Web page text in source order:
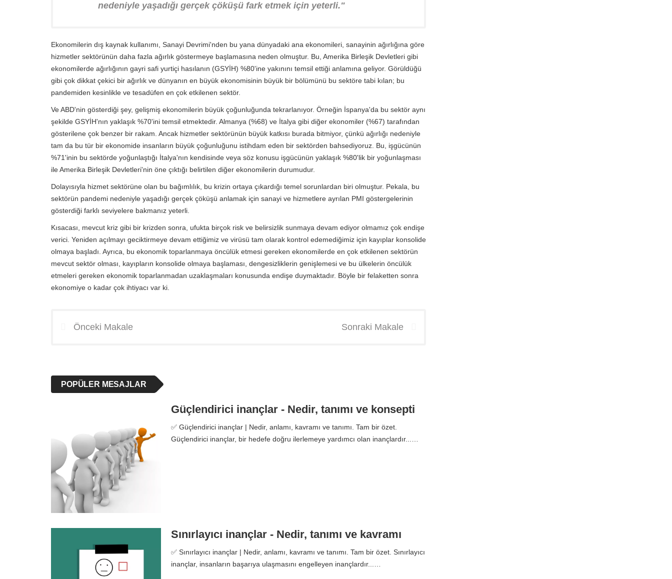
nedeniyle yaşadığı gerçek çöküşü fark etmek için yeterli."
Ekonomilerin dış kaynak kullanımı, Sanayi Devrimi'nden bu yana dünyadaki ana ekonomileri, sanayinin ağırlığına göre
hizmetler sektörünün daha fazla ağırlık göstermeye başlamasına neden olmuştur. Bu, Amerika Birleşik Devletleri gibi
ekonomilerde ağırlığının gayri safi yurtiçi hasılanın (GSYİH) %80'ine yakınını temsil ettiği anlamına geliyor. Görüldüğü
gibi çok dikkat çekici bir ağırlık ve dünyanın en büyük ekonomisinin büyük bir bölümünü bu sektöre tabi kılan; bu
pandemiden kesinlikle ve tesadüfen en çok etkilenen sektör.
Ve ABD'nin gösterdiği şey, gelişmiş ekonomilerin büyük çoğunluğunda tekrarlanıyor. Örneğin İspanya'da bu sektör aynı
şekilde GSYİH'nın yaklaşık %70'ini temsil etmektedir. Almanya (%68) ve İtalya gibi diğer ekonomiler (%67) tarafından
gösterilene çok benzer bir rakam. Ancak hizmetler sektörünün büyük katkısı burada bitmiyor, çünkü ağırlığı nedeniyle
tam da bu tür bir ekonomide insanların büyük çoğunluğunu istihdam eden bir sektörden bahsediyoruz. Bu, işgücünün
%71'inin bu sektörde yoğunlaştığı İtalya'nın kendisinde veya söz konusu işgücünün yaklaşık %80'lik bir yoğunlaşması
ile Amerika Birleşik Devletleri'nin öne çıktığı belirtilen diğer ekonomilerin durumudur.
Dolayısıyla hizmet sektörüne olan bu bağımlılık, bu krizin ortaya çıkardığı temel sorunlardan biri olmuştur. Pekala, bu
sektörün pandemi nedeniyle yaşadığı gerçek çöküşü anlamak için sanayi ve hizmetlere ayrılan PMI göstergelerinin
gösterdiği farklı seviyelere bakmanız yeterli.
Kısacası, mevcut kriz gibi bir krizden sonra, ufukta birçok risk ve belirsizlik sunmaya devam ediyor olmamız çok endişe
verici. Yeniden açılmayı geciktirmeye devam ettiğimiz ve virüsü tam olarak kontrol edemediğimiz için kayıplar konsolide
olmaya başladı. Ayrıca, bu ekonomik toparlanmaya öncülük etmesi gereken ekonomilerde en çok etkilenen sektörün
mevcut sektör olması, kayıpların konsolide olmaya başlaması, dengesizliklerin genişlemesi ve bu ülkelerin öncülük
etmeleri gereken ekonomik toparlanmadan uzaklaşmaları konusunda endişe duymaktadır. Böyle bir felaketten sonra
ekonomiye o kadar çok ihtiyacı var ki.
Önceki Makale Sonraki Makale
POPÜLER MESAJLAR
Güçlendirici inançlar - Nedir, tanımı ve konsepti
✅ Güçlendirici inançlar | Nedir, anlamı, kavramı ve tanımı. Tam bir özet.
Güçlendirici inançlar, bir hedefe doğru ilerlemeye yardımcı olan inançlardır...…
Sınırlayıcı inançlar - Nedir, tanımı ve kavramı
✅ Sınırlayıcı inançlar | Nedir, anlamı, kavramı ve tanımı. Tam bir özet. Sınırlayıcı
inançlar, insanların başarıya ulaşmasını engelleyen inançlardır...…